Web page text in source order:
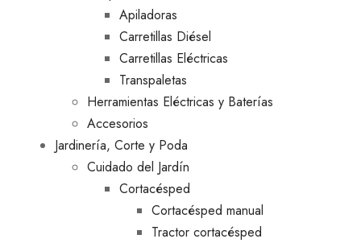
Apiladoras
Carretillas Diésel
Carretillas Eléctricas
Transpaletas
Herramientas Eléctricas y Baterías
Accesorios
Jardinería, Corte y Poda
Cuidado del Jardín
Cortacésped
Cortacésped manual
Tractor cortacésped